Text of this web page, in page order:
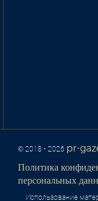
© 2018 - 2026 pr-
Политика
персональных
Использование